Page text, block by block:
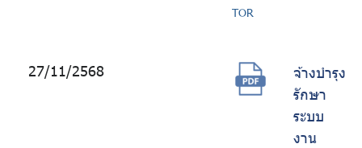
TOR
27/11/2568
จ้างบำรุง
รักษา
ระบบ
งาน